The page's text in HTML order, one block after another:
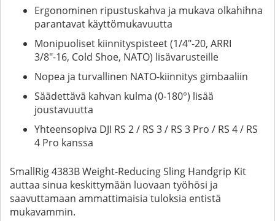
Ergonominen ripustuskahva ja mukava olkahihna
parantavat käyttömukavuutta
Monipuoliset kiinnityspisteet (1/4"-20, ARRI
3/8"-16, Cold Shoe, NATO) lisävarusteille
Nopea ja turvallinen NATO-kiinnitys gimbaaliin
Säädettävä kahvan kulma (0-180°) lisää
joustavuutta
Yhteensopiva DJI RS 2 / RS 3 / RS 3 Pro / RS 4 / RS
4 Pro kanssa
SmallRig 4383B Weight-Reducing Sling Handgrip Kit
auttaa sinua keskittymään luovaan työhösi ja
saavuttamaan ammattimaisia tuloksia entistä
mukavammin.